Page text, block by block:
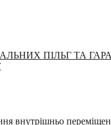
ПІЛЬГ ТА
внутрішньо